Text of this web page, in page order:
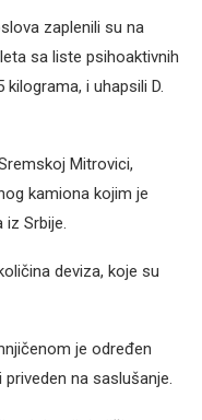
zaplenili su na
sa liste psihoaktivnih
i uhapsili D.
Mitrovici,
kamiona kojim je
iz Srbije.
deviza, koje su
je određen
na saslušanje.